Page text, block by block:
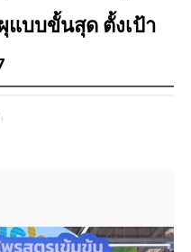
บบขั้นสุด ตั้งเป้า